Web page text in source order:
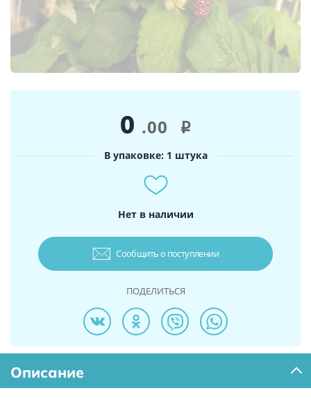
0 .00 i
В упаковке: 1 штука
Нет в наличии
Сообщить о поступлении
ПОДЕЛИТЬСЯ
Описание